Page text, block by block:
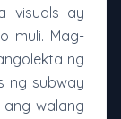
visuals ay
muli. Mag-
ng
ng subway
walang